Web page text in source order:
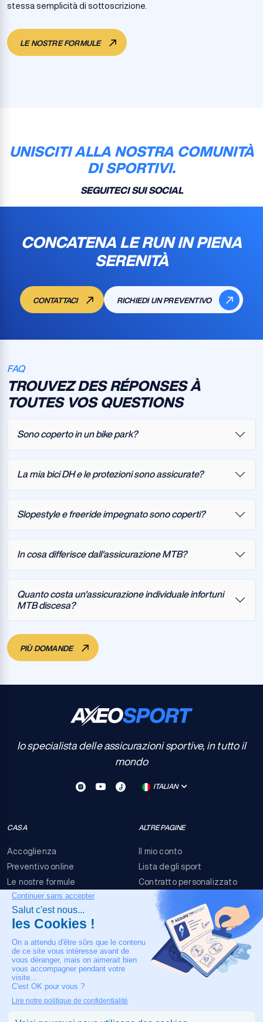
stessa semplicità di sottoscrizione.
LE NOSTRE FORMULE
UNISCITI ALLA NOSTRA COMUNITÀ
DI SPORTIVI.
SEGUITECI SUI SOCIAL
CONCATENA LE RUN IN PIENA
SERENITÀ
CONTATTACI RICHIEDI UN PREVENTIVO
FAQ
TROUVEZ DES RÉPONSES À
TOUTES VOS QUESTIONS
Sono coperto in un bike park?
La mia bici DH e le protezioni sono assicurate?
Slopestyle e freeride impegnato sono coperti?
In cosa differisce dall'assicurazione MTB?
Quanto costa un'assicurazione individuale infortuni
MTB discesa?
PIÙ DOMANDE
Io specialista delle assicurazioni sportive, in tutto il
mondo
ITALIAN
CASA
Accoglienza
Preventivo online
Le nostre formule
FAQ
Contatti
ALTRE PAGINE
Il mio conto
Lista degli sport
Contratto personalizzato
Termini e condizioni
Rischi dell'evento
Nota legale
IL NOSTRO CONTATTO
+33 4 90 63 34 07
Assistenza medica 24/7